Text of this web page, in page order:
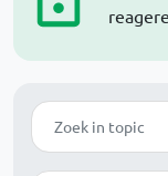
Zoek